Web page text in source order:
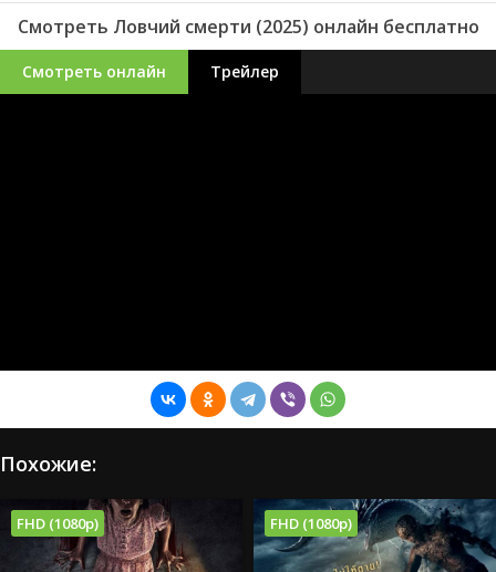
Смотреть Ловчий смерти (2025) онлайн бесплатно
Смотреть онлайн Трейлер
Похожие:
FHD (1080p) FHD (1080p)